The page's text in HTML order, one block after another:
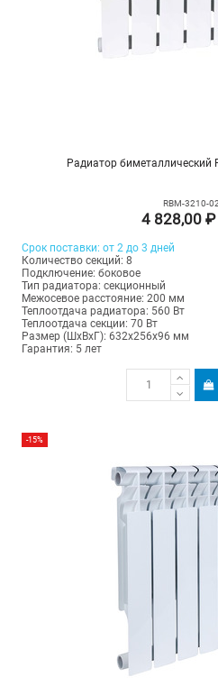
Радиатор биметаллический
RBM-3210-
4 828,00 ₽
Срок поставки: от 2 до 3 дней
Количество секций: 8
Подключение: боковое
Тип радиатора: секционный
Межосевое расстояние: 200 мм
Теплоотдача радиатора: 560 Вт
Теплоотдача секции: 70 Вт
Размер (ШхВхГ): 632х256х96 мм
Гарантия: 5 лет
-15%